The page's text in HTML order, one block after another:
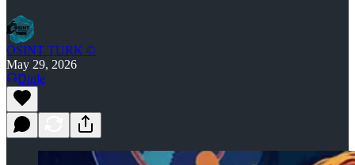
OSINT TURK ©
May 29, 2026
Dinle